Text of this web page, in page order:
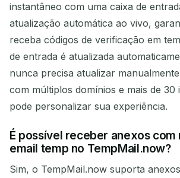
instantâneo com uma caixa de
atualização automática ao vivo,
receba códigos de verificação em
de entrada é atualizada
nunca precisa atualizar
com múltiplos domínios e mais de 30
pode personalizar sua experiência.
É possível receber anexos com
email temp no TempMail.now?
Sim, o TempMail.now suporta